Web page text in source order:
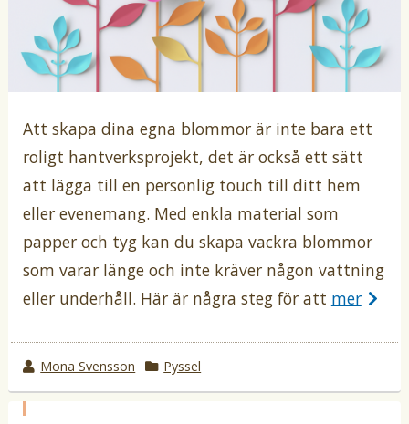
Att skapa dina egna blommor är inte bara ett
roligt hantverksprojekt, det är också ett sätt
att lägga till en personlig touch till ditt hem
eller evenemang. Med enkla material som
papper och tyg kan du skapa vackra blommor
som varar länge och inte kräver någon vattning
eller underhåll. Här är några steg för att mer
w
r
Mona Svensson
k
a
Pyssel